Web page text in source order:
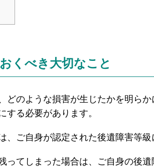
くべき大切なこと
どのような損害が生じたかを明ら
する必要があります。
ご自身が認定された後遺障害等級
ってしまった場合は、ご自身の後